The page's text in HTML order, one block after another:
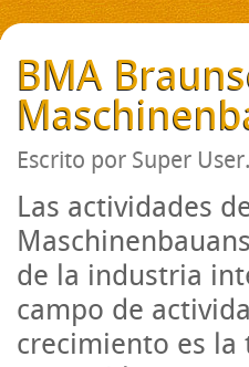
BMA
Escrito por Super
Las actividades
de la industria
campo de
crecimiento es